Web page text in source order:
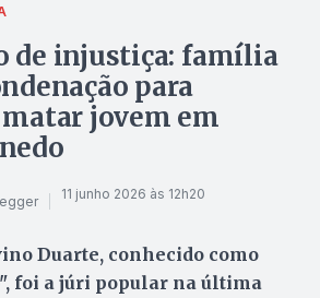
de injustiça: família
para
matar jovem em
11 junho 2026 às 12h20
Duarte, conhecido como
foi a júri popular na última